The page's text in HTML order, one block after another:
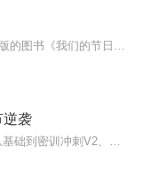
逆袭